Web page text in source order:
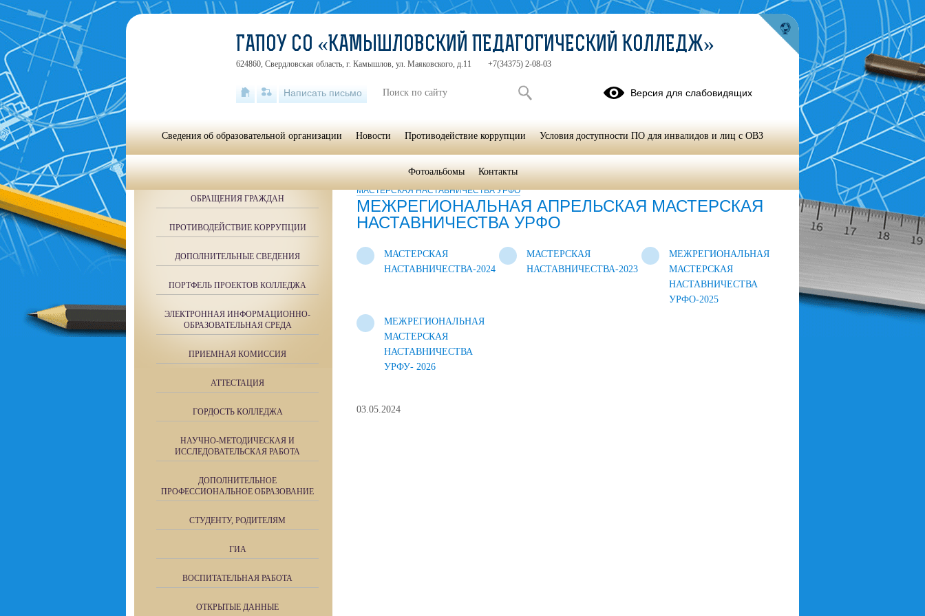
Научно-методическая и исследовательская работа
МАСТЕРСКАЯ НАСТАВНИЧЕСТВА УРФО
МЕЖРЕГИОНАЛЬНАЯ АПРЕЛЬСКАЯ МАСТЕРСКАЯ
НАСТАВНИЧЕСТВА УРФО
МАСТЕРСКАЯ
НАСТАВНИЧЕСТВА-2024
МАСТЕРСКАЯ
НАСТАВНИЧЕСТВА-2023
МЕЖРЕГИОНАЛЬНАЯ
МАСТЕРСКАЯ
НАСТАВНИЧЕСТВА
УРФО-2025
МЕЖРЕГИОНАЛЬНАЯ
МАСТЕРСКАЯ
НАСТАВНИЧЕСТВА
УРФУ- 2026
03.05.2024
ОБРАЩЕНИЯ ГРАЖДАН
ПРОТИВОДЕЙСТВИЕ КОРРУПЦИИ
ДОПОЛНИТЕЛЬНЫЕ СВЕДЕНИЯ
ПОРТФЕЛЬ ПРОЕКТОВ КОЛЛЕДЖА
ЭЛЕКТРОННАЯ ИНФОРМАЦИОННО-
ОБРАЗОВАТЕЛЬНАЯ СРЕДА
ПРИЕМНАЯ КОМИССИЯ
АТТЕСТАЦИЯ
ГОРДОСТЬ КОЛЛЕДЖА
НАУЧНО-МЕТОДИЧЕСКАЯ И
ИССЛЕДОВАТЕЛЬСКАЯ РАБОТА
ДОПОЛНИТЕЛЬНОЕ
ПРОФЕССИОНАЛЬНОЕ ОБРАЗОВАНИЕ
СТУДЕНТУ, РОДИТЕЛЯМ
ГИА
ВОСПИТАТЕЛЬНАЯ РАБОТА
ОТКРЫТЫЕ ДАННЫЕ
ГАПОУ СО «КАМЫШЛОВСКИЙ ПЕДАГОГИЧЕСКИЙ КОЛЛЕДЖ»
624860, Свердловская область, г. Камышлов, ул. Маяковского, д.11 +7(34375) 2-08-03
Написать письмо Версия для слабовидящих
Сведения об образовательной организации Новости Противодействие коррупции Условия доступности ПО для инвалидов и лиц с ОВЗ
Фотоальбомы Контакты